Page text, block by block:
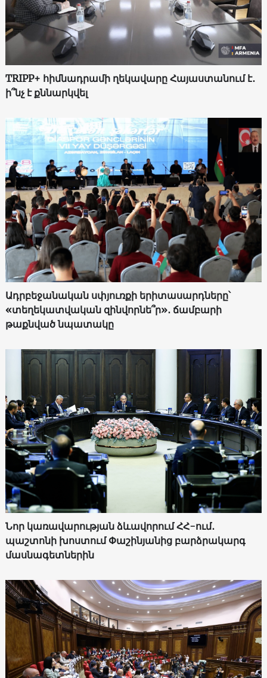
TRIPP+ հիմնադրամի ղեկավարը Հայաստանում է․
ի՞նչ է քննարկվել
Ադրբեջանական սփյուռքի երիտասարդները՝
«տեղեկատվական զինվորնե՞ր»․ ճամբարի
թաքնված նպատակը
Նոր կառավարության ձևավորում ՀՀ-ում․
պաշտոնի խոստում Փաշինյանից բարձրակարգ
մասնագետներին